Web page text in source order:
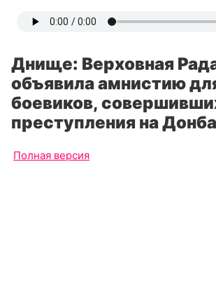
Днище: Верховная
объявила амнистию
боевиков,
преступления на
Полная версия